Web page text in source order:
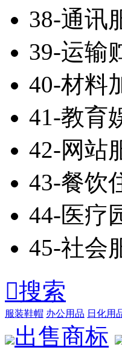
38-通讯
39-运输
40-材料
41-教育
42-网站
43-餐饮
44-医疗
45-社会
搜索
服装鞋帽 办公用品 日化用
出售商标